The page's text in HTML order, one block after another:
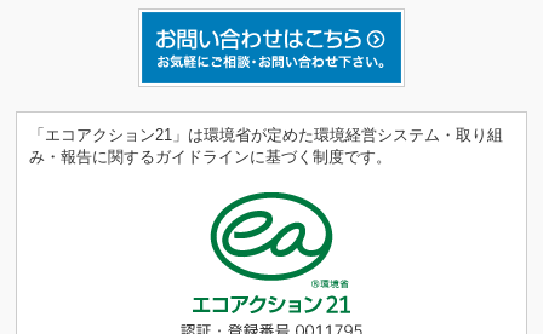
「エコアクション21」は環境省が定めた環境経営システム・取り組
み・報告に関するガイドラインに基づく制度です。